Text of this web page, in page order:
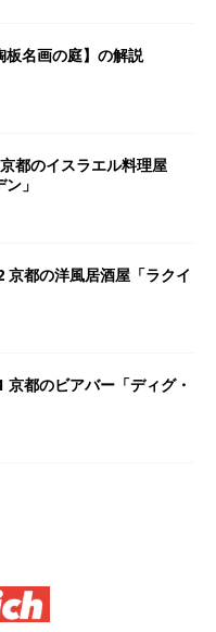
板名画の庭】の解説
都のイスラエル料理屋
」
都の洋風居酒屋「ラクイ
都のビアバー「ディグ・